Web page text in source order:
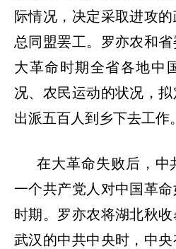
际情况，决定采取进攻
总同盟罢工。罗亦农和
大革命时期全省各地中
况、农民运动的状况，
出派五百人到乡下去工作。
在大革命失败后，中
一个共产党人对中国革
时期。罗亦农将湖北秋
武汉的中共中央时，中